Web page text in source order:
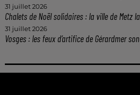
31 juillet 2026
Chalets de Noël solidaires : la ville de Metz
31 juillet 2026
Vosges : les feux d’artifice de Gérardmer